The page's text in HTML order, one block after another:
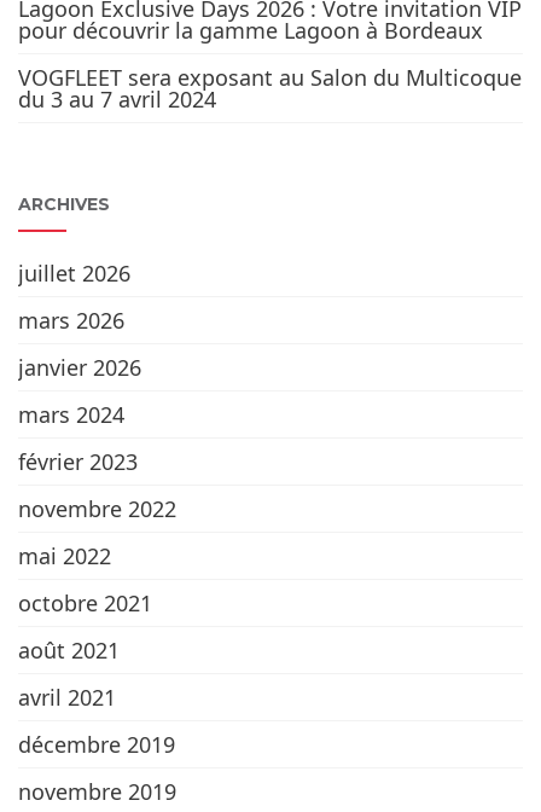
Lagoon Exclusive Days 2026 : Votre invitation VIP
pour découvrir la gamme Lagoon à Bordeaux
VOGFLEET sera exposant au Salon du Multicoque
du 3 au 7 avril 2024
ARCHIVES
juillet 2026
mars 2026
janvier 2026
mars 2024
février 2023
novembre 2022
mai 2022
octobre 2021
août 2021
avril 2021
décembre 2019
novembre 2019